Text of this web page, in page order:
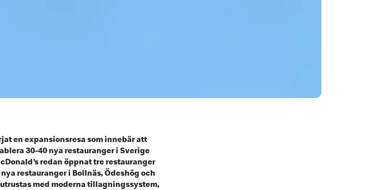
en expansionsresa som innebär att
30-40 nya restauranger i Sverige
redan öppnat tre restauranger
restauranger i Bollnäs, Ödeshög och
med moderna tillagningssystem,